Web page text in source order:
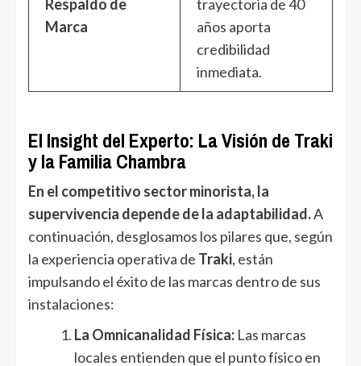
Respaldo de
Marca
trayectoria de 40
años aporta
credibilidad
inmediata.
El Insight del Experto: La Visión de Traki
y la Familia Chambra
En el competitivo sector minorista, la
supervivencia depende de la adaptabilidad.A
continuación, desglosamos los pilares que, según
la experiencia operativa de Traki, están
impulsando el éxito de las marcas dentro de sus
instalaciones:
La Omnicanalidad Física: Las marcas
locales entienden que el punto físico en